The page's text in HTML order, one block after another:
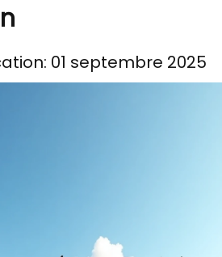
01 septembre 2025